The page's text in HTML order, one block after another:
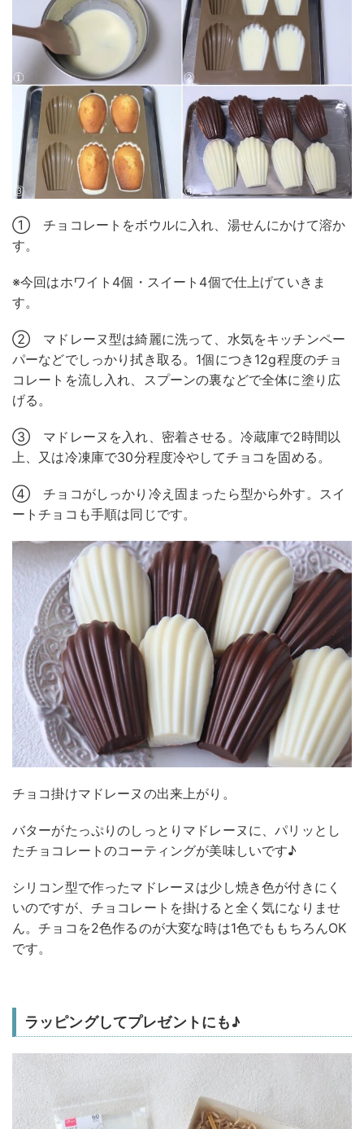
① チョコレートをボウルに入れ、湯せんにかけて溶か
す。
※今回はホワイト4個・スイート4個で仕上げていきま
す。
② マドレーヌ型は綺麗に洗って、水気をキッチンペー
パーなどでしっかり拭き取る。1個につき12g程度のチョ
コレートを流し入れ、スプーンの裏などで全体に塗り広
げる。
③ マドレーヌを入れ、密着させる。冷蔵庫で2時間以
上、又は冷凍庫で30分程度冷やしてチョコを固める。
④ チョコがしっかり冷え固まったら型から外す。スイ
ートチョコも手順は同じです。
チョコ掛けマドレーヌの出来上がり。
バターがたっぷりのしっとりマドレーヌに、パリッとし
たチョコレートのコーティングが美味しいです♪
シリコン型で作ったマドレーヌは少し焼き色が付きにく
いのですが、チョコレートを掛けると全く気になりませ
ん。チョコを2色作るのが大変な時は1色でももちろんOK
です。
ラッピングしてプレゼントにも♪